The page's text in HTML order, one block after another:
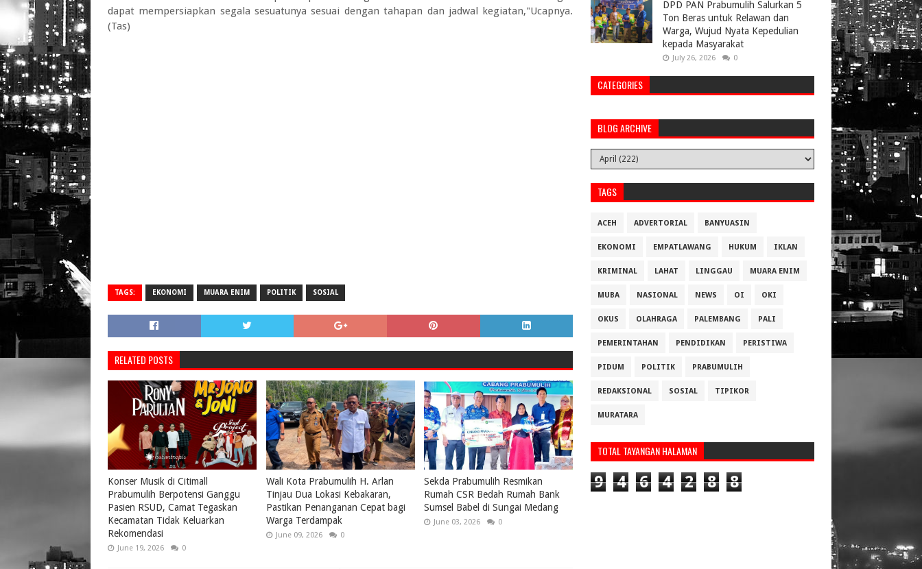
dapat mempersiapkan segala sesuatunya sesuai dengan tahapan dan jadwal kegiatan,"Ucapnya.
(Tas)
TAGS: EKONOMI MUARA ENIM POLITIK SOSIAL
RELATED POSTS
Konser Musik di Citimall
Prabumulih Berpotensi Ganggu
Pasien RSUD, Camat Tegaskan
Kecamatan Tidak Keluarkan
Rekomendasi
June 19, 2026 0
Wali Kota Prabumulih H. Arlan
Tinjau Dua Lokasi Kebakaran,
Pastikan Penanganan Cepat bagi
Warga Terdampak
June 09, 2026 0
Sekda Prabumulih Resmikan
Rumah CSR Bedah Rumah Bank
Sumsel Babel di Sungai Medang
June 03, 2026 0
DPD PAN Prabumulih Salurkan 5
Ton Beras untuk Relawan dan
Warga, Wujud Nyata Kepedulian
kepada Masyarakat
July 26, 2026 0
CATEGORIES
BLOG ARCHIVE
TAGS
ACEH ADVERTORIAL BANYUASIN
EKONOMI EMPATLAWANG HUKUM IKLAN
KRIMINAL LAHAT LINGGAU MUARA ENIM
MUBA NASIONAL NEWS OI OKI
OKUS OLAHRAGA PALEMBANG PALI
PEMERINTAHAN PENDIDIKAN PERISTIWA
PIDUM POLITIK PRABUMULIH
REDAKSIONAL SOSIAL TIPIKOR
MURATARA
TOTAL TAYANGAN HALAMAN
9 4 6 4 2 8 8